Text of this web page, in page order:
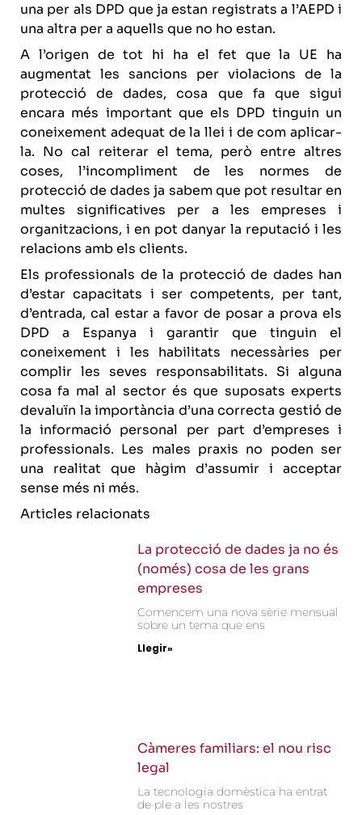
una per als DPD que ja estan registrats a l’AEPD i
una altra per a aquells que no ho estan.
A l’origen de tot hi ha el fet que la UE ha
augmentat les sancions per violacions de la
protecció de dades, cosa que fa que sigui
encara més important que els DPD tinguin un
coneixement adequat de la llei i de com aplicar-
la. No cal reiterar el tema, però entre altres
coses, l’incompliment de les normes de
protecció de dades ja sabem que pot resultar en
multes significatives per a les empreses i
organitzacions, i en pot danyar la reputació i les
relacions amb els clients.
Els professionals de la protecció de dades han
d’estar capacitats i ser competents, per tant,
d’entrada, cal estar a favor de posar a prova els
DPD a Espanya i garantir que tinguin el
coneixement i les habilitats necessàries per
complir les seves responsabilitats. Si alguna
cosa fa mal al sector és que suposats experts
devaluïn la importància d’una correcta gestió de
la informació personal per part d’empreses i
professionals. Les males praxis no poden ser
una realitat que hàgim d’assumir i acceptar
sense més ni més.
Articles relacionats
La protecció de dades ja no és
(només) cosa de les grans
empreses
Comencem una nova sèrie mensual
sobre un tema que ens
Llegir»
Càmeres familiars: el nou risc
legal
La tecnologia domèstica ha entrat
de ple a les nostres